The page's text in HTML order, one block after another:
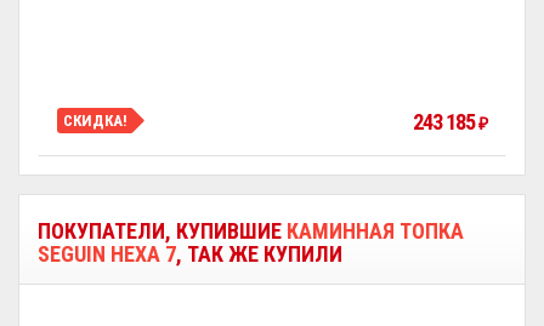
СКИДКА! 243 185 ₽
ПОКУПАТЕЛИ, КУПИВШИЕ КАМИННАЯ ТОПКА
SEGUIN HEXA 7, ТАК ЖЕ КУПИЛИ